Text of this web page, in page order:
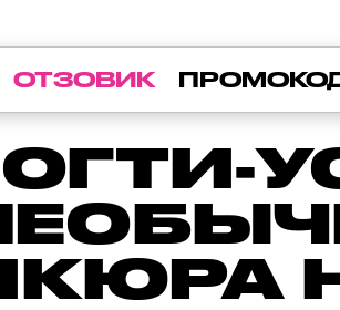
ОТЗОВИК